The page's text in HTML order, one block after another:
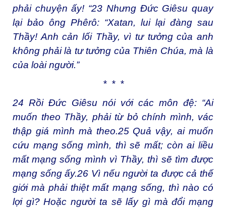
phải chuyện ấy! “23 Nhưng Đức Giêsu quay
lại bảo ông Phêrô: “Xatan, lui lại đàng sau
Thầy! Anh cản lối Thầy, vì tư tưởng của anh
không phải là tư tưởng của Thiên Chúa, mà là
của loài người.”
* * *
24 Rồi Đức Giêsu nói với các môn đệ: “Ai
muốn theo Thầy, phải từ bỏ chính mình, vác
thập giá mình mà theo.25Quả vậy, ai muốn
cứu mạng sống mình, thì sẽ mất; còn ai liều
mất mạng sống mình vì Thầy, thì sẽ tìm được
mạng sống ấy.26 Vì nếu người ta được cả thế
giới mà phải thiệt mất mạng sống, thì nào có
lợi gì? Hoặc người ta sẽ lấy gì mà đổi mạng